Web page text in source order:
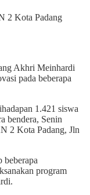
2 Kota Padang
Akhri Meinhardi
pada beberapa
1.421 siswa
bendera, Senin
2 Kota Padang, Jln
beberapa
program